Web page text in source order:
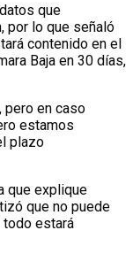
que
por lo que señaló
contenido en el
Baja en 30 días,
pero en caso
estamos
plazo
que explique
que no puede
todo estará